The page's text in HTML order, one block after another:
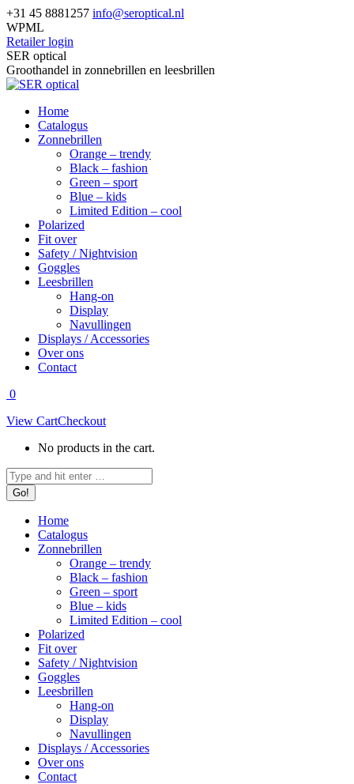
Skip
to
content
+31 45 8881257 info@seroptical.nl
WPML
Retailer login
Facebook
page
opens
new
window
SER optical
Groothandel in zonnebrillen en leesbrillen
Home
Catalogus
Zonnebrillen
Orange – trendy
Black – fashion
Green – sport
Blue – kids
Limited Edition – cool
Polarized
Fit over
Safety / Nightvision
Goggles
Leesbrillen
Hang-on
Display
Navullingen
Displays / Accessories
Over ons
Contact
0
View CartCheckout
No products in the cart.
Search:
Home
Catalogus
Zonnebrillen
Orange – trendy
Black – fashion
Green – sport
Blue – kids
Limited Edition – cool
Polarized
Fit over
Safety / Nightvision
Goggles
Leesbrillen
Hang-on
Display
Navullingen
Displays / Accessories
Over ons
Contact